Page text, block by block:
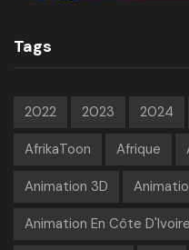
Tags
2022 2023 2024
AfrikaToon Afrique
Animation 3D
Animation En Côte D'Ivoire